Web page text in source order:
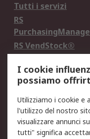
Tutti i servizi
RS
RS VendStock®
Legale
Informativa
Email Security
I cookie
possiamo
Utilizziamo i cookie e
l'utilizzo del nostro
visualizzare annunci
tutti" significa